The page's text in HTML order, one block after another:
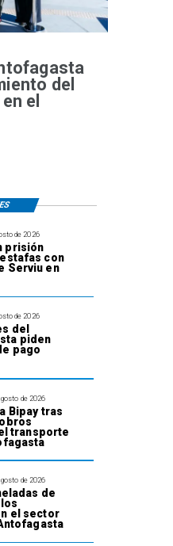
del
el
de 2026
prisión
con
Serviu en
de 2026
del
piden
pago
de 2026
Bipay tras
transporte
de 2026
de
el sector